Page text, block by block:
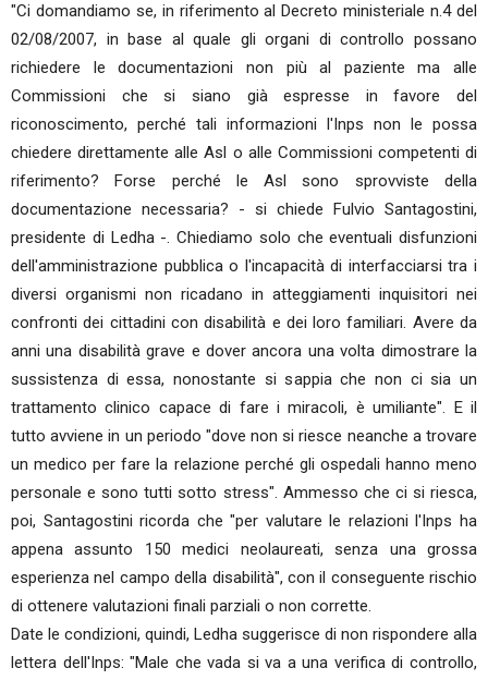
"Ci domandiamo se, in riferimento al Decreto ministeriale n.4 del
02/08/2007, in base al quale gli organi di controllo possano
richiedere le documentazioni non più al paziente ma alle
Commissioni che si siano già espresse in favore del
riconoscimento, perché tali informazioni l'Inps non le possa
chiedere direttamente alle Asl o alle Commissioni competenti di
riferimento? Forse perché le Asl sono sprovviste della
documentazione necessaria? - si chiede Fulvio Santagostini,
presidente di Ledha -. Chiediamo solo che eventuali disfunzioni
dell'amministrazione pubblica o l'incapacità di interfacciarsi tra i
diversi organismi non ricadano in atteggiamenti inquisitori nei
confronti dei cittadini con disabilità e dei loro familiari. Avere da
anni una disabilità grave e dover ancora una volta dimostrare la
sussistenza di essa, nonostante si sappia che non ci sia un
trattamento clinico capace di fare i miracoli, è umiliante". E il
tutto avviene in un periodo "dove non si riesce neanche a trovare
un medico per fare la relazione perché gli ospedali hanno meno
personale e sono tutti sotto stress". Ammesso che ci si riesca,
poi, Santagostini ricorda che "per valutare le relazioni l'Inps ha
appena assunto 150 medici neolaureati, senza una grossa
esperienza nel campo della disabilità", con il conseguente rischio
di ottenere valutazioni finali parziali o non corrette.
Date le condizioni, quindi, Ledha suggerisce di non rispondere alla
lettera dell'Inps: "Male che vada si va a una verifica di controllo,